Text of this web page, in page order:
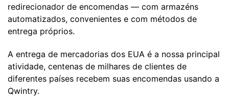
redirecionador de encomendas — com armazéns
automatizados, convenientes e com métodos de
entrega próprios.
A entrega de mercadorias dos EUA é a nossa principal
atividade, centenas de milhares de clientes de
diferentes países recebem suas encomendas usando a
Qwintry.